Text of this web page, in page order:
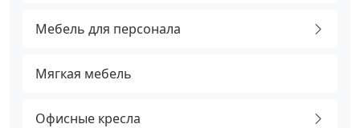
Мебель для персонала
Мягкая мебель
Офисные кресла